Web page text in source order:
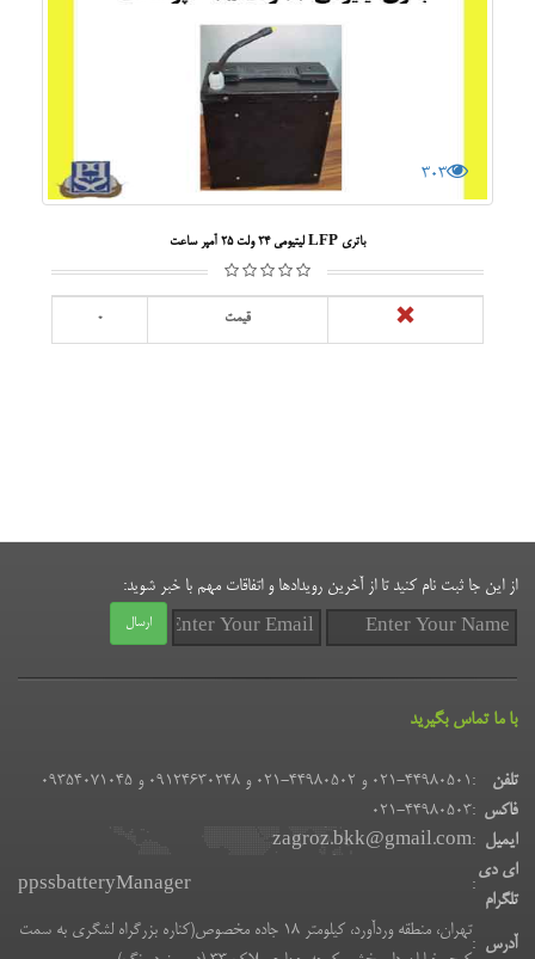
303
باتری LFP لیتیومی 24 ولت 25 آمپر ساعت
قیمت 0
از این جا ثبت نام کنید تا از آخرین رویدادها و اتفاقات مهم با خبر شوید:
ارسال
با ما تماس بگیرید
تلفن :021-44980501 و 44980502-021 و 09124630248 و 09354071045
فاکس :
021-44980503
ایمیل :
zagroz.bkk@gmail.com
ای دی
تلگرام
:
ppssbatteryManager
آدرس :
تهران، منطقه وردآورد، کیلومتر 18 جاده مخصوص(کناره بزرگراه لشگری به سمت